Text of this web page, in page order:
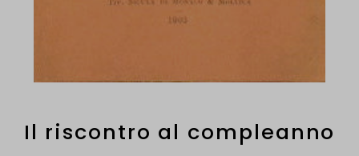
Il riscontro al compleanno